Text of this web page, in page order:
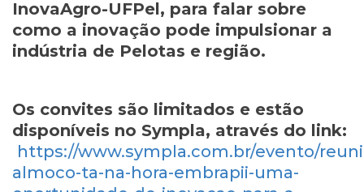
InovaAgro-UFPel, para falar sobre
como a inovação pode impulsionar a
indústria de Pelotas e região.
Os convites são limitados e estão
disponíveis no Sympla, através do link:
https://www.sympla.com.br/evento/
almoco-ta-na-hora-embrapii-uma-